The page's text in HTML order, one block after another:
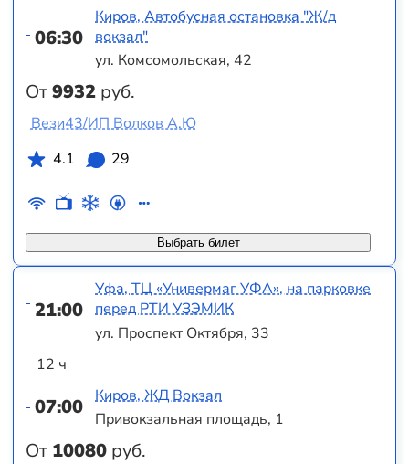
06:30
От9932 руб.
Киров, Автобусная остановка "Ж/д
вокзал"
ул. Комсомольская, 42
Выбрать билет
Вези43/ИП Волков А.Ю
4.1
29
21:00
12 ч
07:00
От 10080 руб.
Уфа, ТЦ «Универмаг УФА», на парковке
перед РТИ УЗЭМИК
ул. Проспект Октября, 33
Киров, ЖД Вокзал
Привокзальная площадь, 1